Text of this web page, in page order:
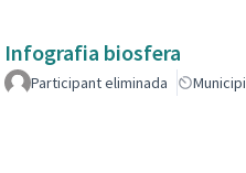
Infografia biosfera
Participant eliminada Municipi